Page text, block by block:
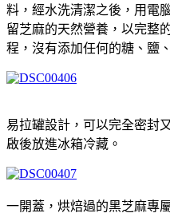
料，經水洗清潔之後，用電
留芝麻的天然營養，以完整
程，沒有添加任何的糖、鹽
易拉罐設計，可以完全密封
啟後放進冰箱冷藏。
一開蓋，烘焙過的黑芝麻專